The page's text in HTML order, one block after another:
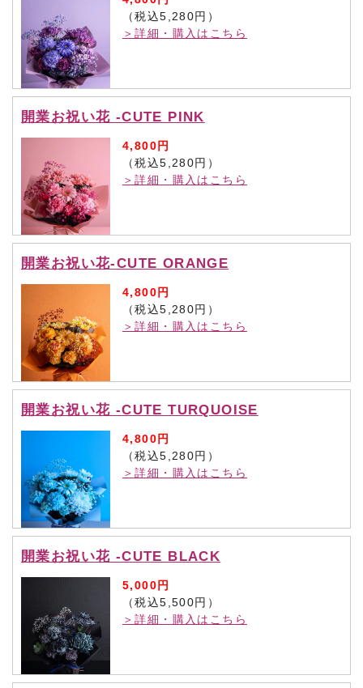
（税込5,280円）
＞詳細・購入はこちら
開業お祝い花 -CUTE PINK
4,800円
（税込5,280円）
＞詳細・購入はこちら
開業お祝い花-CUTE ORANGE
4,800円
（税込5,280円）
＞詳細・購入はこちら
開業お祝い花 -CUTE TURQUOISE
4,800円
（税込5,280円）
＞詳細・購入はこちら
開業お祝い花 -CUTE BLACK
5,000円
（税込5,500円）
＞詳細・購入はこちら